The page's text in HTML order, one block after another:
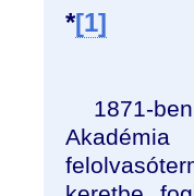
*[1]
1871-